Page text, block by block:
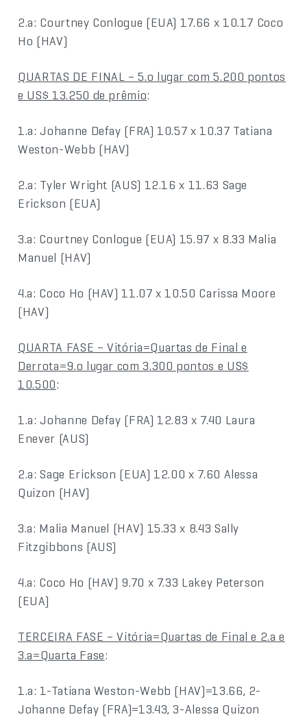
2.a: Courtney Conlogue (EUA) 17.66 x 10.17 Coco
Ho (HAV)
QUARTAS DE FINAL – 5.o lugar com 5.200 pontos
e US$ 13.250 de prêmio:
1.a: Johanne Defay (FRA) 10.57 x 10.37 Tatiana
Weston-Webb (HAV)
2.a: Tyler Wright (AUS) 12.16 x 11.63 Sage
Erickson (EUA)
3.a: Courtney Conlogue (EUA) 15.97 x 8.33 Malia
Manuel (HAV)
4.a: Coco Ho (HAV) 11.07 x 10.50 Carissa Moore
(HAV)
QUARTA FASE – Vitória=Quartas de Final e
Derrota=9.o lugar com 3.300 pontos e US$
10.500:
1.a: Johanne Defay (FRA) 12.83 x 7.40 Laura
Enever (AUS)
2.a: Sage Erickson (EUA) 12.00 x 7.60 Alessa
Quizon (HAV)
3.a: Malia Manuel (HAV) 15.33 x 8.43 Sally
Fitzgibbons (AUS)
4.a: Coco Ho (HAV) 9.70 x 7.33 Lakey Peterson
(EUA)
TERCEIRA FASE – Vitória=Quartas de Final e 2.a e
3.a=Quarta Fase:
1.a: 1-Tatiana Weston-Webb (HAV)=13.66, 2-
Johanne Defay (FRA)=13.43, 3-Alessa Quizon